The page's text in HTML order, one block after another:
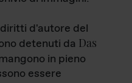
d'autore del
detenuti da Das
in pieno
essere